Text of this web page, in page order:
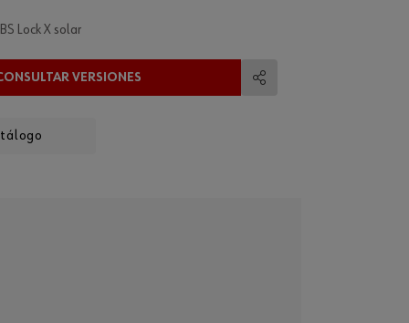
Lock X solar
VERSIONES
Compartir